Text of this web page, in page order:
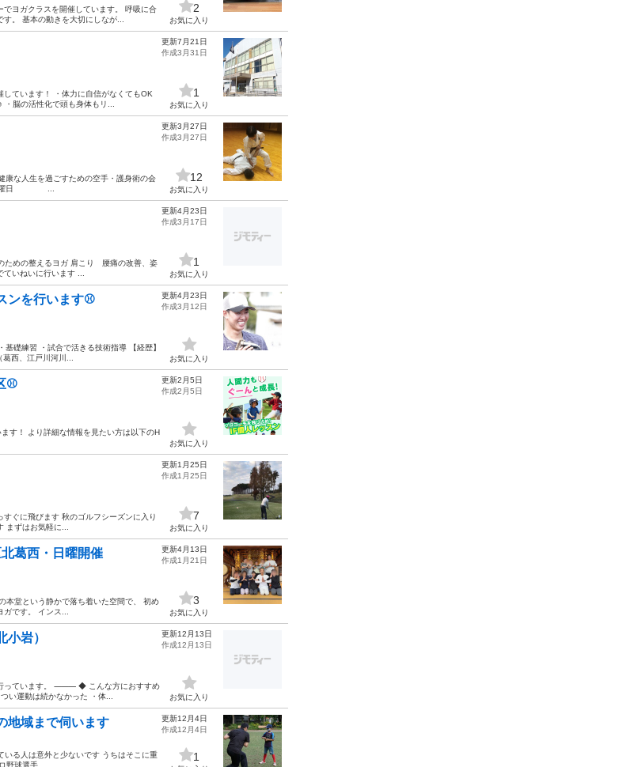
ヨガクラスを開催しています。 呼吸に合
。 基本の動きを大切にしなが...
2
お気に入り
ています！ ・体力に自信がなくてもOK
脳の活性化で頭も身体もリ...
更新7月21日
作成3月31日
1
お気に入り
康な人生を過ごすための空手・護身術の会
回日曜日 ...
更新3月27日
作成3月27日
12
お気に入り
めの整えるヨガ 肩こり 腰痛の改善、姿
いねいに行います ...
更新4月23日
作成3月17日
1
お気に入り
ンを行います⚾
礎練習 ・試合で活きる技術指導 【経歴】
西、江戸川河川...
更新4月23日
作成3月12日
お気に入り
⚾️
す！ より詳細な情報を見たい方は以下のH
更新2月5日
作成2月5日
お気に入り
ぐに飛びます 秋のゴルフシーズンに入り
まずはお気軽に...
更新1月25日
作成1月25日
7
お気に入り
葛西・日曜開催
本堂という静かで落ち着いた空間で、 初め
です。 インス...
更新4月13日
作成1月21日
3
お気に入り
岩）
行っています。 ⸻ ◆ こんな方におすすめ
い運動は続かなかった ・体...
更新12月13日
作成12月13日
お気に入り
地域まで伺います
る人は意外と少ないです うちはそこに重
野球選手...
更新12月4日
作成12月4日
1